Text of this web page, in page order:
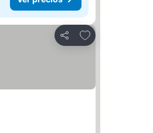
Compartir
Añadir a favoritos